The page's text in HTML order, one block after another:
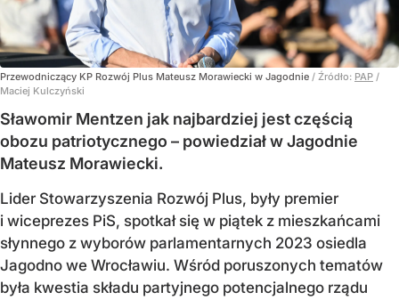
Przewodniczący KP Rozwój Plus Mateusz Morawiecki w Jagodnie / Źródło: PAP /
Maciej Kulczyński
Sławomir Mentzen jak najbardziej jest częścią
obozu patriotycznego – powiedział w Jagodnie
Mateusz Morawiecki.
Lider Stowarzyszenia Rozwój Plus, były premier
i wiceprezes PiS, spotkał się w piątek z mieszkańcami
słynnego z wyborów parlamentarnych 2023 osiedla
Jagodno we Wrocławiu. Wśród poruszonych tematów
była kwestia składu partyjnego potencjalnego rządu